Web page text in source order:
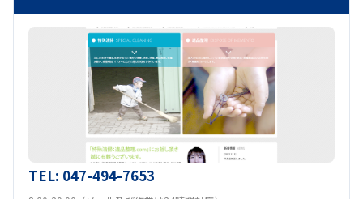
TEL: 047-494-7653